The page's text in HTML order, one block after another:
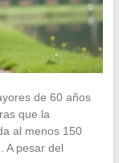
de 60 años
que la
al menos 150
A pesar del